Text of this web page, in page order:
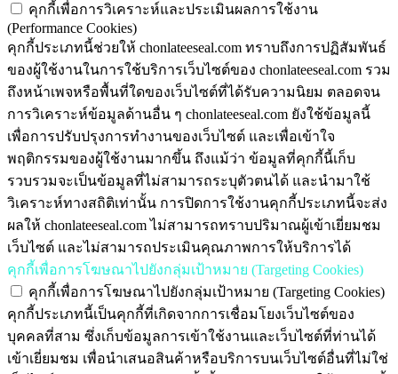
คุกกี้เพื่อการวิเคราะห์และประเมินผลการใช้งาน
(Performance Cookies)
คุกกี้ประเภทนี้ช่วยให้ chonlateeseal.com ทราบถึงการปฏิสัมพันธ์
ของผู้ใช้งานในการใช้บริการเว็บไซต์ของ chonlateeseal.com รวม
ถึงหน้าเพจหรือพื้นที่ใดของเว็บไซต์ที่ได้รับความนิยม ตลอดจน
การวิเคราะห์ข้อมูลด้านอื่น ๆ chonlateeseal.com ยังใช้ข้อมูลนี้
เพื่อการปรับปรุงการทำงานของเว็บไซต์ และเพื่อเข้าใจ
พฤติกรรมของผู้ใช้งานมากขึ้น ถึงแม้ว่า ข้อมูลที่คุกกี้นี้เก็บ
รวบรวมจะเป็นข้อมูลที่ไม่สามารถระบุตัวตนได้ และนำมาใช้
วิเคราะห์ทางสถิติเท่านั้น การปิดการใช้งานคุกกี้ประเภทนี้จะส่ง
ผลให้ chonlateeseal.com ไม่สามารถทราบปริมาณผู้เข้าเยี่ยมชม
เว็บไซต์ และไม่สามารถประเมินคุณภาพการให้บริการได้
คุกกี้เพื่อการโฆษณาไปยังกลุ่มเป้าหมาย (Targeting Cookies)
คุกกี้เพื่อการโฆษณาไปยังกลุ่มเป้าหมาย (Targeting Cookies)
คุกกี้ประเภทนี้เป็นคุกกี้ที่เกิดจากการเชื่อมโยงเว็บไซต์ของ
บุคคลที่สาม ซึ่งเก็บข้อมูลการเข้าใช้งานและเว็บไซต์ที่ท่านได้
เข้าเยี่ยมชม เพื่อนำเสนอสินค้าหรือบริการบนเว็บไซต์อื่นที่ไม่ใช่